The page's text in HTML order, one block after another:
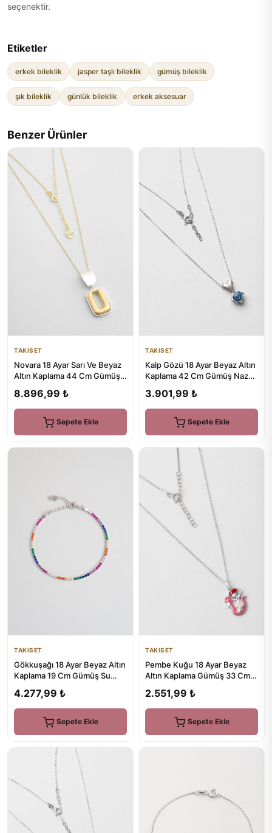
seçenektir.
Etiketler
erkek bileklik jasper taşlı bileklik gümüş bileklik
şık bileklik günlük bileklik erkek aksesuar
Benzer Ürünler
TAKISET
Novara 18 Ayar Sarı Ve Beyaz
Altın Kaplama 44 Cm Gümüş
8.896,99 ₺
Sepete Ekle
TAKISET
Kalp Gözü 18 Ayar Beyaz Altın
Kaplama 42 Cm Gümüş Nazar
3.901,99 ₺
Sepete Ekle
TAKISET
Gökkuşağı 18 Ayar Beyaz Altın
Kaplama 19 Cm Gümüş Su
4.277,99 ₺
Sepete Ekle
TAKISET
Pembe Kuğu 18 Ayar Beyaz
Altın Kaplama Gümüş 33 Cm
2.551,99 ₺
Sepete Ekle